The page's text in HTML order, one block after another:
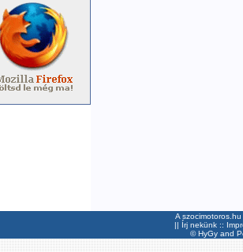
A
|| Írj nekünk ::
©HyGyand